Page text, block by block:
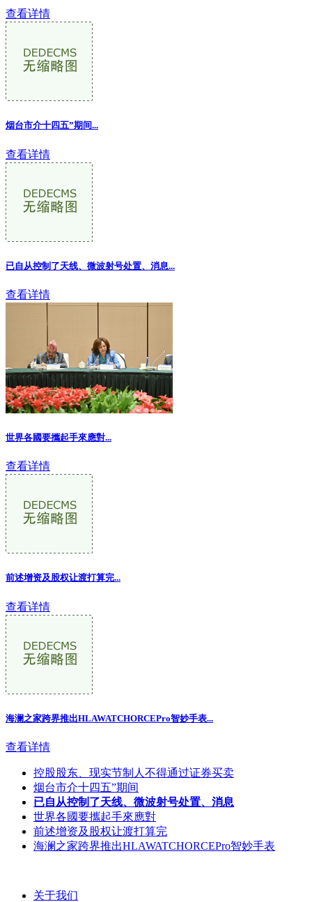
查看详情
烟台市介十四五”期间...
查看详情
已自从控制了天线、微波射号处置、消息...
查看详情
世界各國要攜起手來應對...
查看详情
前述增资及股权让渡打算完...
查看详情
海澜之家跨界推出HLAWATCHORCEPro智妙手表...
查看详情
控股股东、现实节制人不得通过证券买卖
烟台市介十四五”期间
已自从控制了天线、微波射号处置、消息
世界各國要攜起手來應對
前述增资及股权让渡打算完
海澜之家跨界推出HLAWATCHORCEPro智妙手表
关于我们